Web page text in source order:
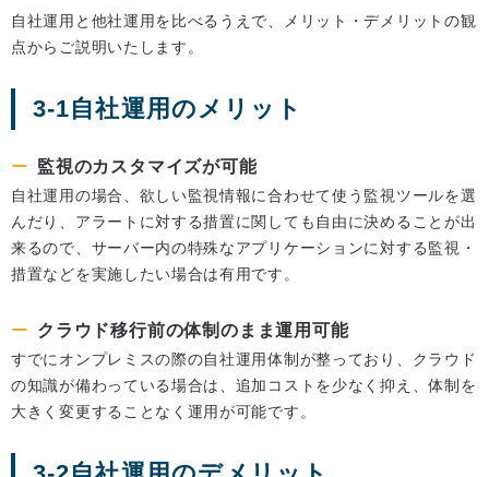
自社運用と他社運用を比べるうえで、メリット・デメリットの観
点からご説明いたします。
3-1自社運用のメリット
監視のカスタマイズが可能
自社運用の場合、欲しい監視情報に合わせて使う監視ツールを選
んだり、アラートに対する措置に関しても自由に決めることが出
来るので、サーバー内の特殊なアプリケーションに対する監視・
措置などを実施したい場合は有用です。
クラウド移行前の体制のまま運用可能
すでにオンプレミスの際の自社運用体制が整っており、クラウド
の知識が備わっている場合は、追加コストを少なく抑え、体制を
大きく変更することなく運用が可能です。